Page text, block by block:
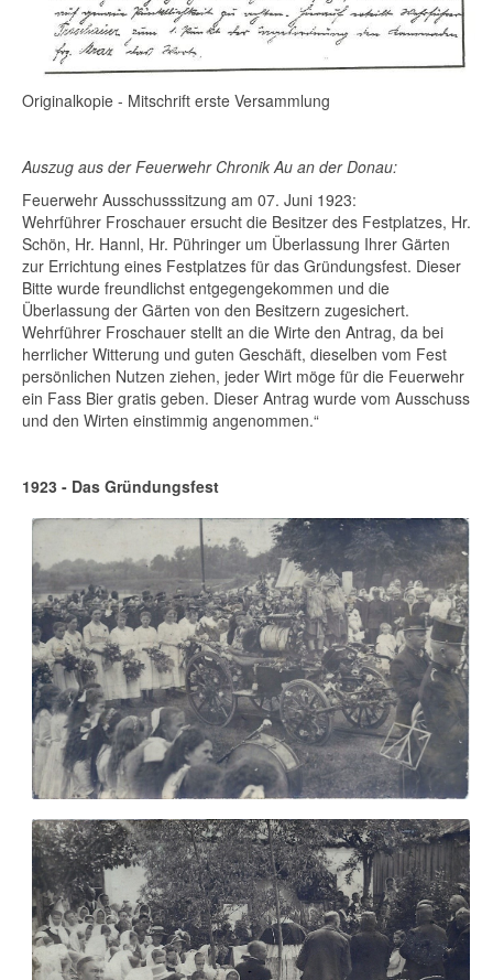
Originalkopie - Mitschrift erste Versammlung
Auszug aus der Feuerwehr Chronik Au an der Donau:
Feuerwehr Ausschusssitzung am 07. Juni 1923:
Wehrführer Froschauer ersucht die Besitzer des Festplatzes, Hr.
Schön, Hr. Hannl, Hr. Pühringer um Überlassung Ihrer Gärten
zur Errichtung eines Festplatzes für das Gründungsfest. Dieser
Bitte wurde freundlichst entgegengekommen und die
Überlassung der Gärten von den Besitzern zugesichert.
Wehrführer Froschauer stellt an die Wirte den Antrag, da bei
herrlicher Witterung und guten Geschäft, dieselben vom Fest
persönlichen Nutzen ziehen, jeder Wirt möge für die Feuerwehr
ein Fass Bier gratis geben. Dieser Antrag wurde vom Ausschuss
und den Wirten einstimmig angenommen.“
1923 - Das Gründungsfest